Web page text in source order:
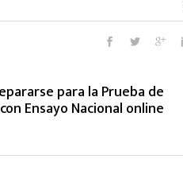
para la Prueba de
Ensayo Nacional online